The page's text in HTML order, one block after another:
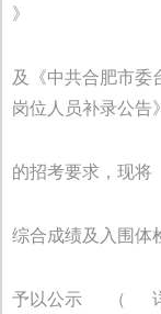
》
及《中共合肥市委
岗位人员补录公告》
的招考要求，现将
综合成绩及入围体
予以公示 （